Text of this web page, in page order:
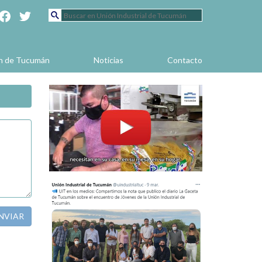
de Tucumán Noticias Contacto